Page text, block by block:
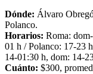
Dónde: Álvaro
Polanco.
Horarios: Roma:
01 h / Polanco: 17-23
14-01:30 h, dom: 14-
Cuánto: $300,